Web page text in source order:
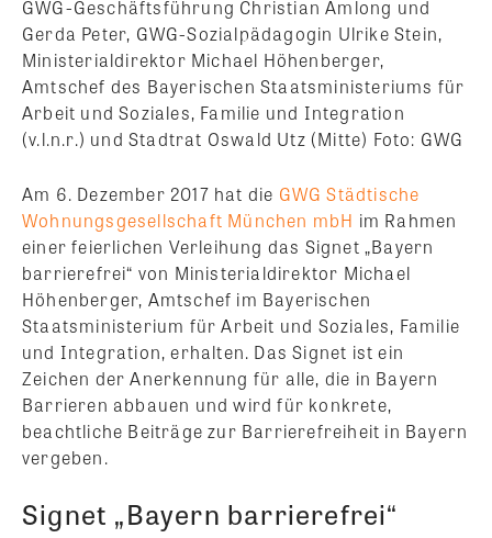
GWG-Geschäftsführung Christian Amlong und
Gerda Peter, GWG-Sozialpädagogin Ulrike Stein,
Ministerialdirektor Michael Höhenberger,
Amtschef des Bayerischen Staatsministeriums für
Arbeit und Soziales, Familie und Integration
(v.l.n.r.) und Stadtrat Oswald Utz (Mitte) Foto: GWG
Am 6. Dezember 2017 hat die GWG Städtische
Wohnungsgesellschaft München mbH im Rahmen
einer feierlichen Verleihung das Signet „Bayern
barrierefrei“ von Ministerialdirektor Michael
Höhenberger, Amtschef im Bayerischen
Staatsministerium für Arbeit und Soziales, Familie
und Integration, erhalten. Das Signet ist ein
Zeichen der Anerkennung für alle, die in Bayern
Barrieren abbauen und wird für konkrete,
beachtliche Beiträge zur Barrierefreiheit in Bayern
vergeben.
Signet „Bayern barrierefrei“